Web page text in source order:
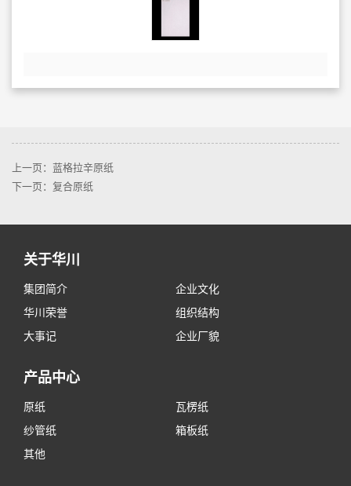
上一页：蓝格拉辛原纸
下一页：复合原纸
关于华川
集团简介
企业文化
华川荣誉
组织结构
大事记
企业厂貌
产品中心
原纸
瓦楞纸
纱管纸
箱板纸
其他